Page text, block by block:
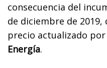
consecuencia del
de diciembre de
precio actualizado
Energía.